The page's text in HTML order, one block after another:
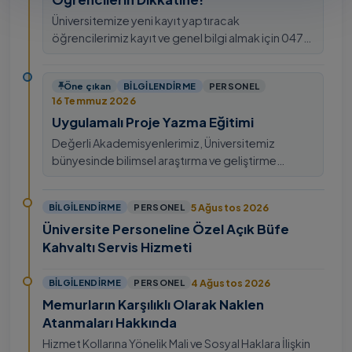
Üniversitemize yeni kayıt yaptıracak
öğrencilerimiz kayıt ve genel bilgi almak için 0478
Öne çıkan BILGILENDIRME PERSONEL
16 Temmuz 2026
Uygulamalı Proje Yazma Eğitimi
Değerli Akademisyenlerimiz, Üniversitemiz
bünyesinde bilimsel araştırma ve geliştirme
BILGILENDIRME PERSONEL 5 Ağustos 2026
Üniversite Personeline Özel Açık Büfe
Kahvaltı Servis Hizmeti
BILGILENDIRME PERSONEL 4 Ağustos 2026
Memurların Karşılıklı Olarak Naklen
Atanmaları Hakkında
Hizmet Kollarına Yönelik Mali ve Sosyal Haklara İlişkin